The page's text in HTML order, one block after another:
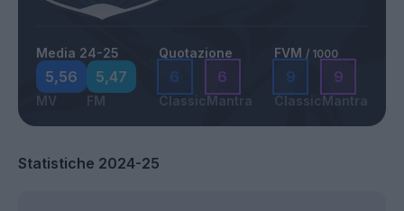
Media 24-25
5,56
MV
5,47
FM
Quotazione
6
Classic
6
Mantra
FVM / 1000
9
Classic
9
Mantra
Statistiche 2024-25